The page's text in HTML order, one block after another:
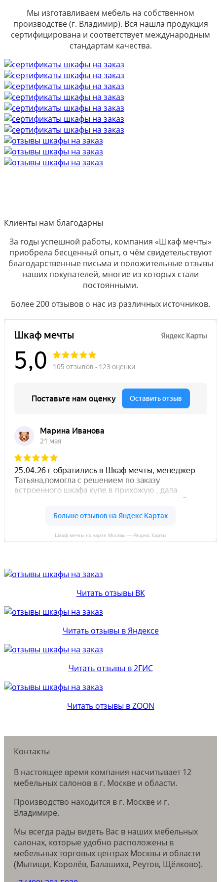
Мы изготавливаем мебель на собственном
производстве (г. Владимир). Вся нашла продукция
сертифицирована и соответствует международным
стандартам качества.
Клиенты нам благодарны
За годы успешной работы, компания «Шкаф мечты»
приобрела бесценный опыт, о чём свидетельствуют
благодарственные письма и положительные отзывы
наших покупателей, многие из которых стали
постоянными.
Более 200 отзывов о нас из различных источников.
Шкаф мечты на карте Москвы — Яндекс Карты
Читать отзывы ВК
Читать отзывы в Яндексе
Читать отзывы в 2ГИС
Читать отзывы в ZOON
Контакты
В настоящее время компания насчитывает 12
мебельных салонов в г. Москве и области.
Производство находится в г. Москве и г.
Владимире.
Мы всегда рады видеть Вас в наших мебельных
салонах, которые удобно расположены в
мебельных торговых центрах Москвы и области
(Мытищи, Королёв, Балашиха, Реутов, Щёлково).